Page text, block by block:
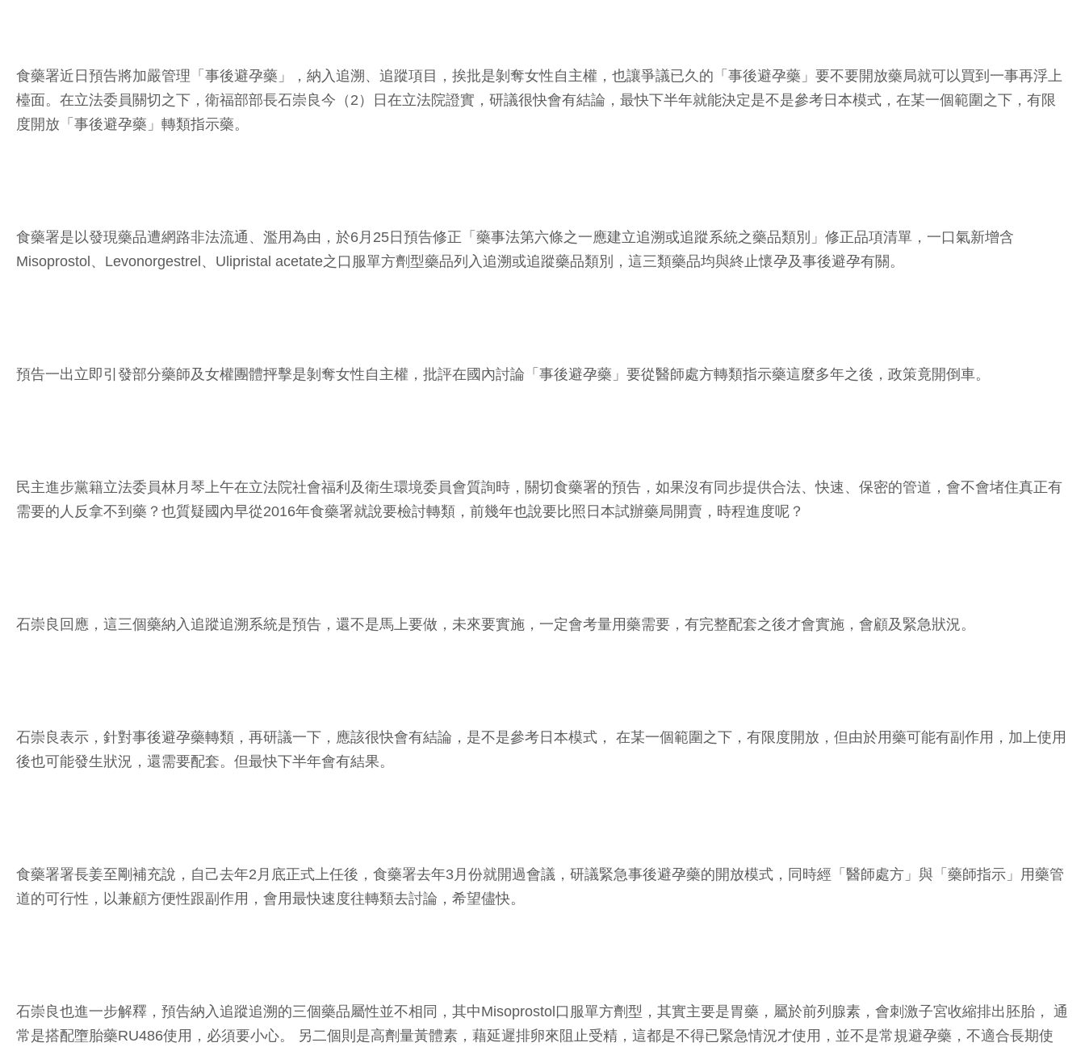
食藥署近日預告將加嚴管理「事後避孕藥」，納入追溯、追蹤項目，挨批是剝奪女性自主權，也讓爭議已久的「事後避孕藥」要不要開放藥局就可以買到一事再浮上
檯面。在立法委員關切之下，衛福部部長石崇良今（2）日在立法院證實，研議很快會有結論，最快下半年就能決定是不是參考日本模式，在某一個範圍之下，有限
度開放「事後避孕藥」轉類指示藥。
食藥署是以發現藥品遭網路非法流通、濫用為由，於6月25日預告修正「藥事法第六條之一應建立追溯或追蹤系統之藥品類別」修正品項清單，一口氣新增含
Misoprostol、Levonorgestrel、Ulipristal acetate之口服單方劑型藥品列入追溯或追蹤藥品類別，這三類藥品均與終止懷孕及事後避孕有關。
預告一出立即引發部分藥師及女權團體抨擊是剝奪女性自主權，批評在國內討論「事後避孕藥」要從醫師處方轉類指示藥這麼多年之後，政策竟開倒車。
民主進步黨籍立法委員林月琴上午在立法院社會福利及衛生環境委員會質詢時，關切食藥署的預告，如果沒有同步提供合法、快速、保密的管道，會不會堵住真正有
需要的人反拿不到藥？也質疑國內早從2016年食藥署就說要檢討轉類，前幾年也說要比照日本試辦藥局開賣，時程進度呢？
石崇良回應，這三個藥納入追蹤追溯系統是預告，還不是馬上要做，未來要實施，一定會考量用藥需要，有完整配套之後才會實施，會顧及緊急狀況。
石崇良表示，針對事後避孕藥轉類，再研議一下，應該很快會有結論，是不是參考日本模式， 在某一個範圍之下，有限度開放，但由於用藥可能有副作用，加上使用
後也可能發生狀況，還需要配套。但最快下半年會有結果。
食藥署署長姜至剛補充說，自己去年2月底正式上任後，食藥署去年3月份就開過會議，研議緊急事後避孕藥的開放模式，同時經「醫師處方」與「藥師指示」用藥管
道的可行性，以兼顧方便性跟副作用，會用最快速度往轉類去討論，希望儘快。
石崇良也進一步解釋，預告納入追蹤追溯的三個藥品屬性並不相同，其中Misoprostol口服單方劑型，其實主要是胃藥，屬於前列腺素，會刺激子宮收縮排出胚胎， 通
常是搭配墮胎藥RU486使用，必須要小心。 另二個則是高劑量黃體素，藉延遲排卵來阻止受精，這都是不得已緊急情況才使用，並不是常規避孕藥，不適合長期使